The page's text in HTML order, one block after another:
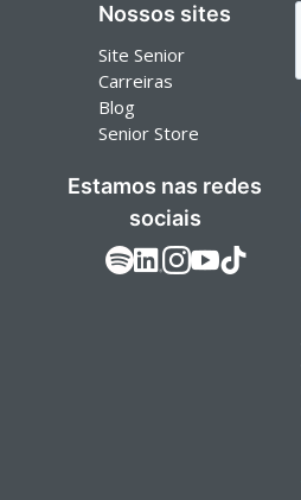
Nossos sites
Site Senior
Carreiras
Blog
Senior Store
Estamos nas redes
sociais